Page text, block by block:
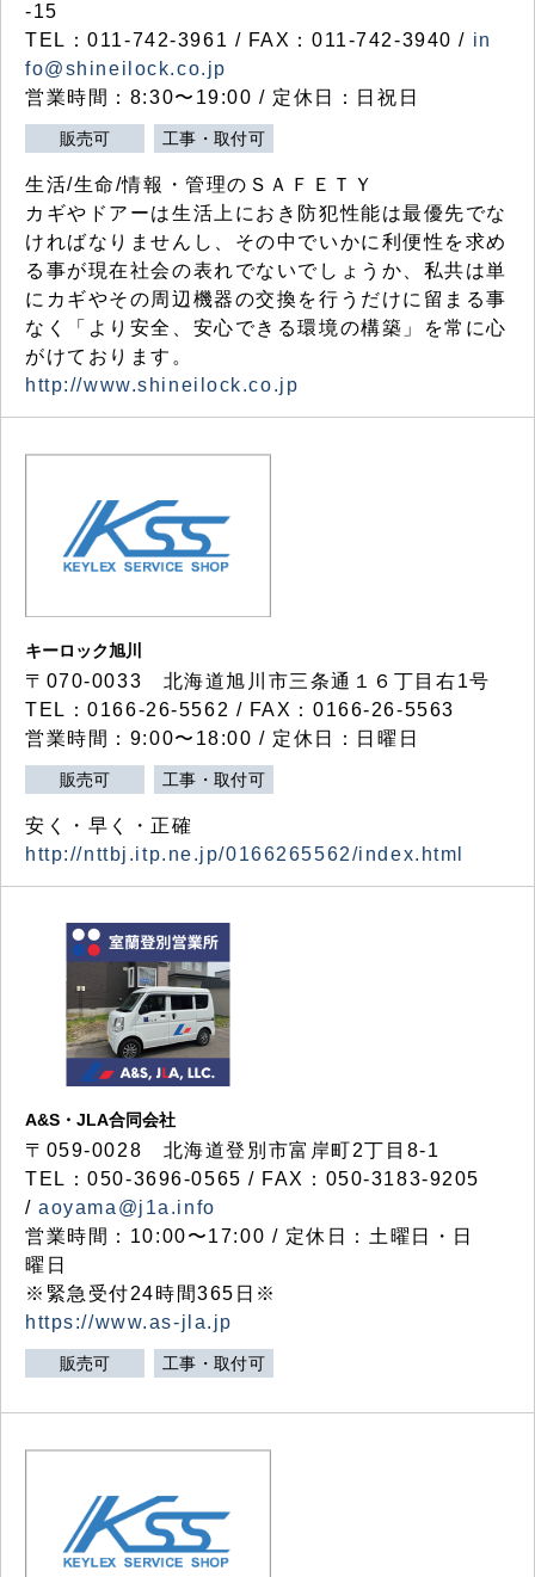
-15
TEL：011-742-3961 / FAX：011-742-3940 / in
fo@shineilock.co.jp
営業時間：8:30〜19:00 / 定休日：日祝日
販売可 工事・取付可
生活/生命/情報・管理のＳＡＦＥＴＹ
カギやドアーは生活上におき防犯性能は最優先でな
ければなりませんし、その中でいかに利便性を求め
る事が現在社会の表れでないでしょうか、私共は単
にカギやその周辺機器の交換を行うだけに留まる事
なく「より安全、安心できる環境の構築」を常に心
がけております。
http://www.shineilock.co.jp
キーロック旭川
〒070-0033 北海道旭川市三条通１６丁目右1号
TEL：0166-26-5562 / FAX：0166-26-5563
営業時間：9:00〜18:00 / 定休日：日曜日
販売可 工事・取付可
安く・早く・正確
http://nttbj.itp.ne.jp/0166265562/index.html
A&S・JLA合同会社
〒 059-0028 北海道登別市富岸町2丁目 8-1
TEL：050-3696-0565 / FAX：050-3183-9205
/aoyama@j1a.info
営業時間：10:00〜17:00 / 定休日：土曜日・日
曜日
※緊急受付24時間365日※
https://www.as-jla.jp
販売可 工事・取付可